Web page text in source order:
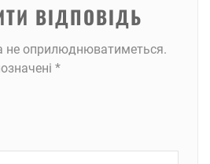
ВІДПОВІДЬ
не оприлюднюватиметься.
*